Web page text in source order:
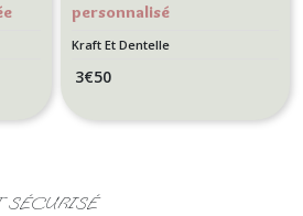
personnalisé
pour Mariage
anniversaire
Kraft Et Dentelle
3€50